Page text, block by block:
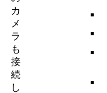
カ
メ
ラ
も
接
続
し